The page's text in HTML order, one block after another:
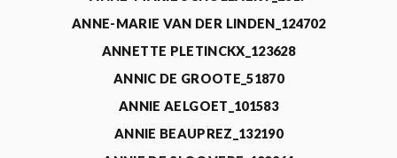
ANNE-MARIE VAN DER LINDEN_124702
ANNETTE PLETINCKX_123628
ANNIC DE GROOTE_51870
ANNIE AELGOET_101583
ANNIE BEAUPREZ_132190